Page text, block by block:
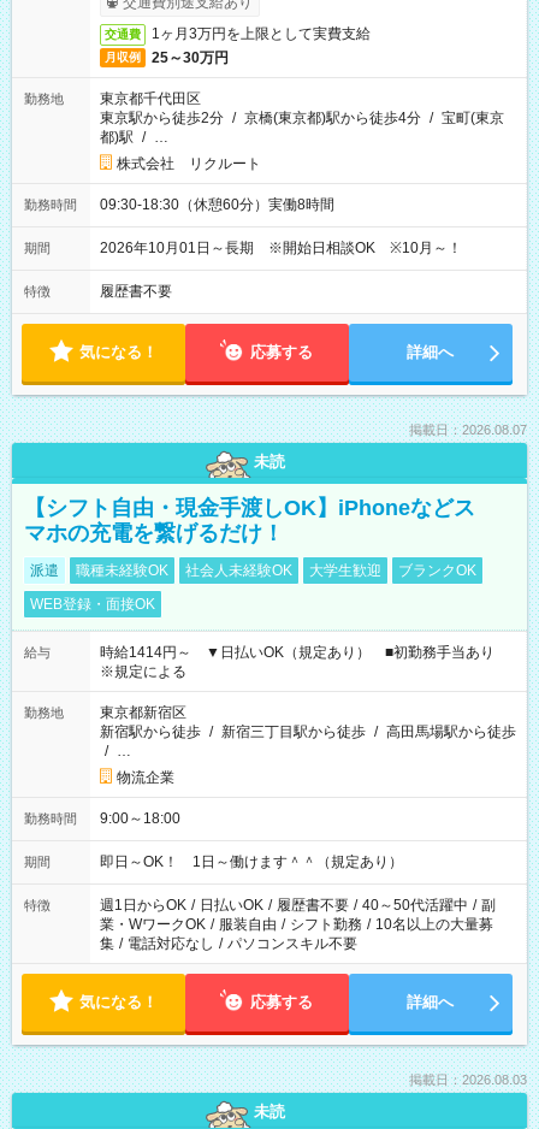
交通費 1ヶ月3万円を上限として実費支給
月収例 25～30万円
勤務地
東京都千代田区
東京駅から徒歩2分 / 京橋(東京都)駅から徒歩4分 / 宝町(東京
都)駅 / …
株式会社 リクルート
勤務時間 09:30-18:30（休憩60分）実働8時間
期間 2026年10月01日～長期 ※開始日相談OK ※10月～！
特徴 履歴書不要
気になる！ 応募する 詳細へ
掲載日：2026.08.07
未読
【シフト自由・現金手渡しOK】iPhoneなどス
マホの充電を繋げるだけ！
派遣 職種未経験OK 社会人未経験OK 大学生歓迎
ブランクOK
WEB登録・面接OK
給与
時給1414円～ ▼日払いOK（規定あり） ■初勤務手当あり
※規定による
勤務地
東京都新宿区
新宿駅から徒歩 / 新宿三丁目駅から徒歩 / 高田馬場駅から徒歩
/ …
物流企業
勤務時間 9:00～18:00
期間 即日～OK！ 1日～働けます＾＾（規定あり）
特徴 週1日からOK / 日払いOK / 履歴書不要 / 40～50代活躍中 / 副
業・WワークOK / 服装自由 / シフト勤務 / 10名以上の大量募
集 / 電話対応なし / パソコンスキル不要
気になる！ 応募する 詳細へ
掲載日：2026.08.03
未読